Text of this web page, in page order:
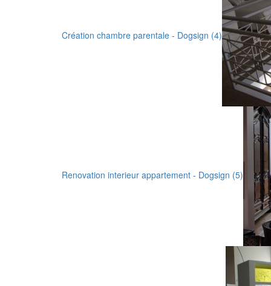
Création chambre parentale - Dogsign (4)
Renovation interieur appartement - Dogsign (5)